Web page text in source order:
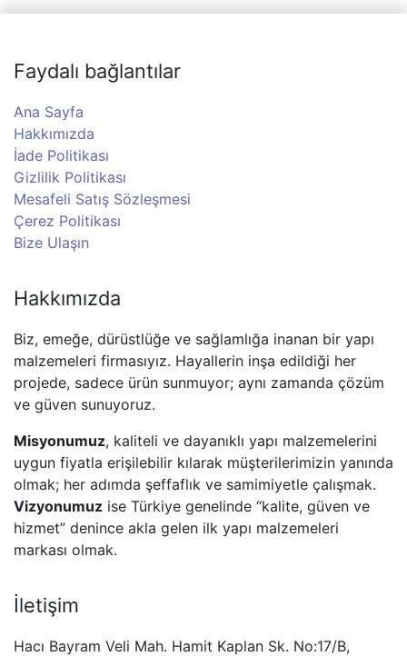
Faydalı bağlantılar
Ana Sayfa
Hakkımızda
İade Politikası
Gizlilik Politikası
Mesafeli Satış Sözleşmesi
Çerez Politikası
Bize Ulaşın
Hakkımızda
Biz, emeğe, dürüstlüğe ve sağlamlığa inanan bir yapı
malzemeleri firmasıyız. Hayallerin inşa edildiği her
projede, sadece ürün sunmuyor; aynı zamanda çözüm
ve güven sunuyoruz.
Misyonumuz, kaliteli ve dayanıklı yapı malzemelerini
uygun fiyatla erişilebilir kılarak müşterilerimizin yanında
olmak; her adımda şeffaflık ve samimiyetle çalışmak.
Vizyonumuz ise Türkiye genelinde “kalite, güven ve
hizmet” denince akla gelen ilk yapı malzemeleri
markası olmak.
İletişim
Hacı Bayram Veli Mah. Hamit Kaplan Sk. No:17/B,